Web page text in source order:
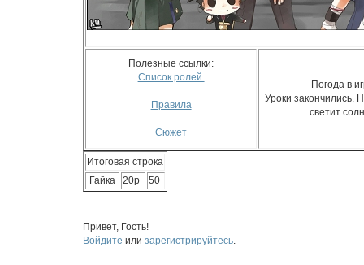
Полезные ссылки:
Список ролей.
Правила
Сюжет
Погода в
Уроки закончились.
светит
Итоговая строка
Гайка
20р 50
Привет, Гость!
Войдите илизарегистрируйтесь